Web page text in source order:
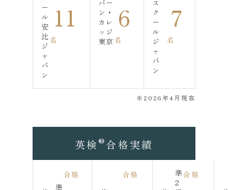
ー
ル
安
比
ジ
ャ
パ
ン
11
名
バー
ン・
カレ
ッジ
東京
6
名
ス
ク
ー
ル
ジ
ャ
パ
ン
7
名
※2026年4月現在
英検 ®合格実績
準
合格 合格
準
2
合格